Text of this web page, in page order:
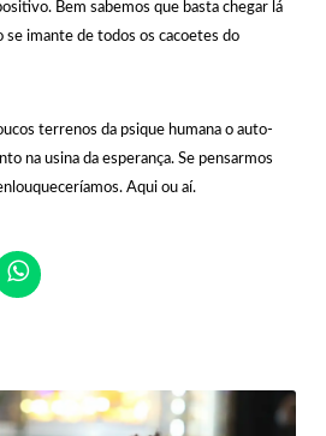
Bem sabemos que basta chegar lá
se imante de todos os cacoetes do
terrenos da psique humana o auto-
na usina da esperança. Se pensarmos
Aqui ou aí.